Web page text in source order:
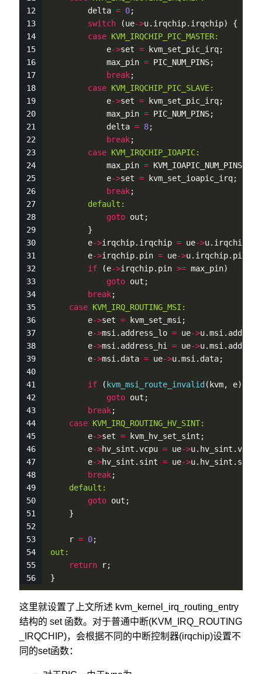
        delta
= 0;
switch (ue->u.irqchip.irqchip) {
case KVM_IRQCHIP_PIC_MASTER:
            e
->set = kvm_set_pic_irq;
            max_pin
= PIC_NUM_PINS;
break;
case KVM_IRQCHIP_PIC_SLAVE:
            e
->set = kvm_set_pic_irq;
            max_pin
= PIC_NUM_PINS;
            delta
= 8;
break;
case KVM_IRQCHIP_IOAPIC:
            max_pin
= KVM_IOAPIC_NUM_PINS;
            e
->set = kvm_set_ioapic_irq;
break;
default:
goto out;
        }
        e
->irqchip.irqchip = ue->
        e
->irqchip.pin = ue->u.irqchip.pin
if (e->irqchip.pin >= max_pin)
goto out;
break;
case KVM_IRQ_ROUTING_MSI:
        e
->set = kvm_set_msi;
        e
->msi.address_lo = ue->
        e
->msi.address_hi = ue->
        e
->msi.data = ue->u.msi.data;
if ( kvm_msi_route_invalid (kvm, e))
goto out;
break;
case KVM_IRQ_ROUTING_HV_SINT:
        e
->set = kvm_hv_set_sint;
        e
->hv_sint.vcpu = ue->u.hv_sint.vcpu;
        e
->hv_sint.sint = ue->u.hv_sint.sint;
break;
default:
goto out;
    }
    r
= 0;
out:
return r;
}
这里就设置了上文所述 kvm_kernel_irq_routing_entry
结构的 set 函数。对于普通中断(KVM_IRQ_ROUTING
_IRQCHIP)，会根据不同的中断控制器(irqchip)设置不
同的set函数：